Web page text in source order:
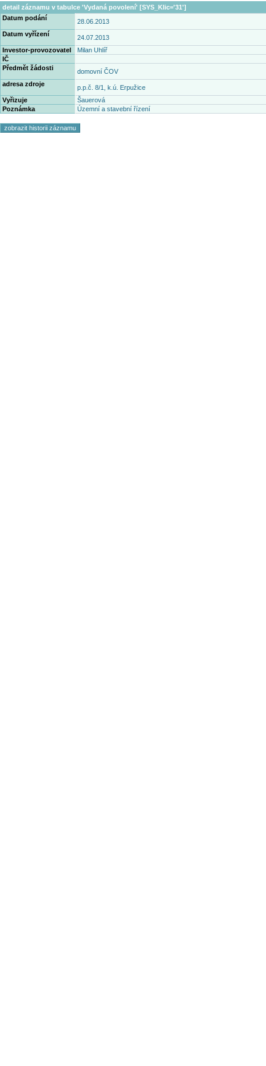
detail záznamu v tabulce 'Vydaná povolení' [SYS_Klic='31']
Datum podání
28.06.2013
Datum vyřízení
24.07.2013
Investor-provozovatel
Milan Uhlíř
IČ
Předmět žádosti
domovní ČOV
adresa zdroje
p.p.č. 8/1, k.ú. Erpužice
Vyřizuje
Šauerová
Poznámka
Územní a stavební řízení